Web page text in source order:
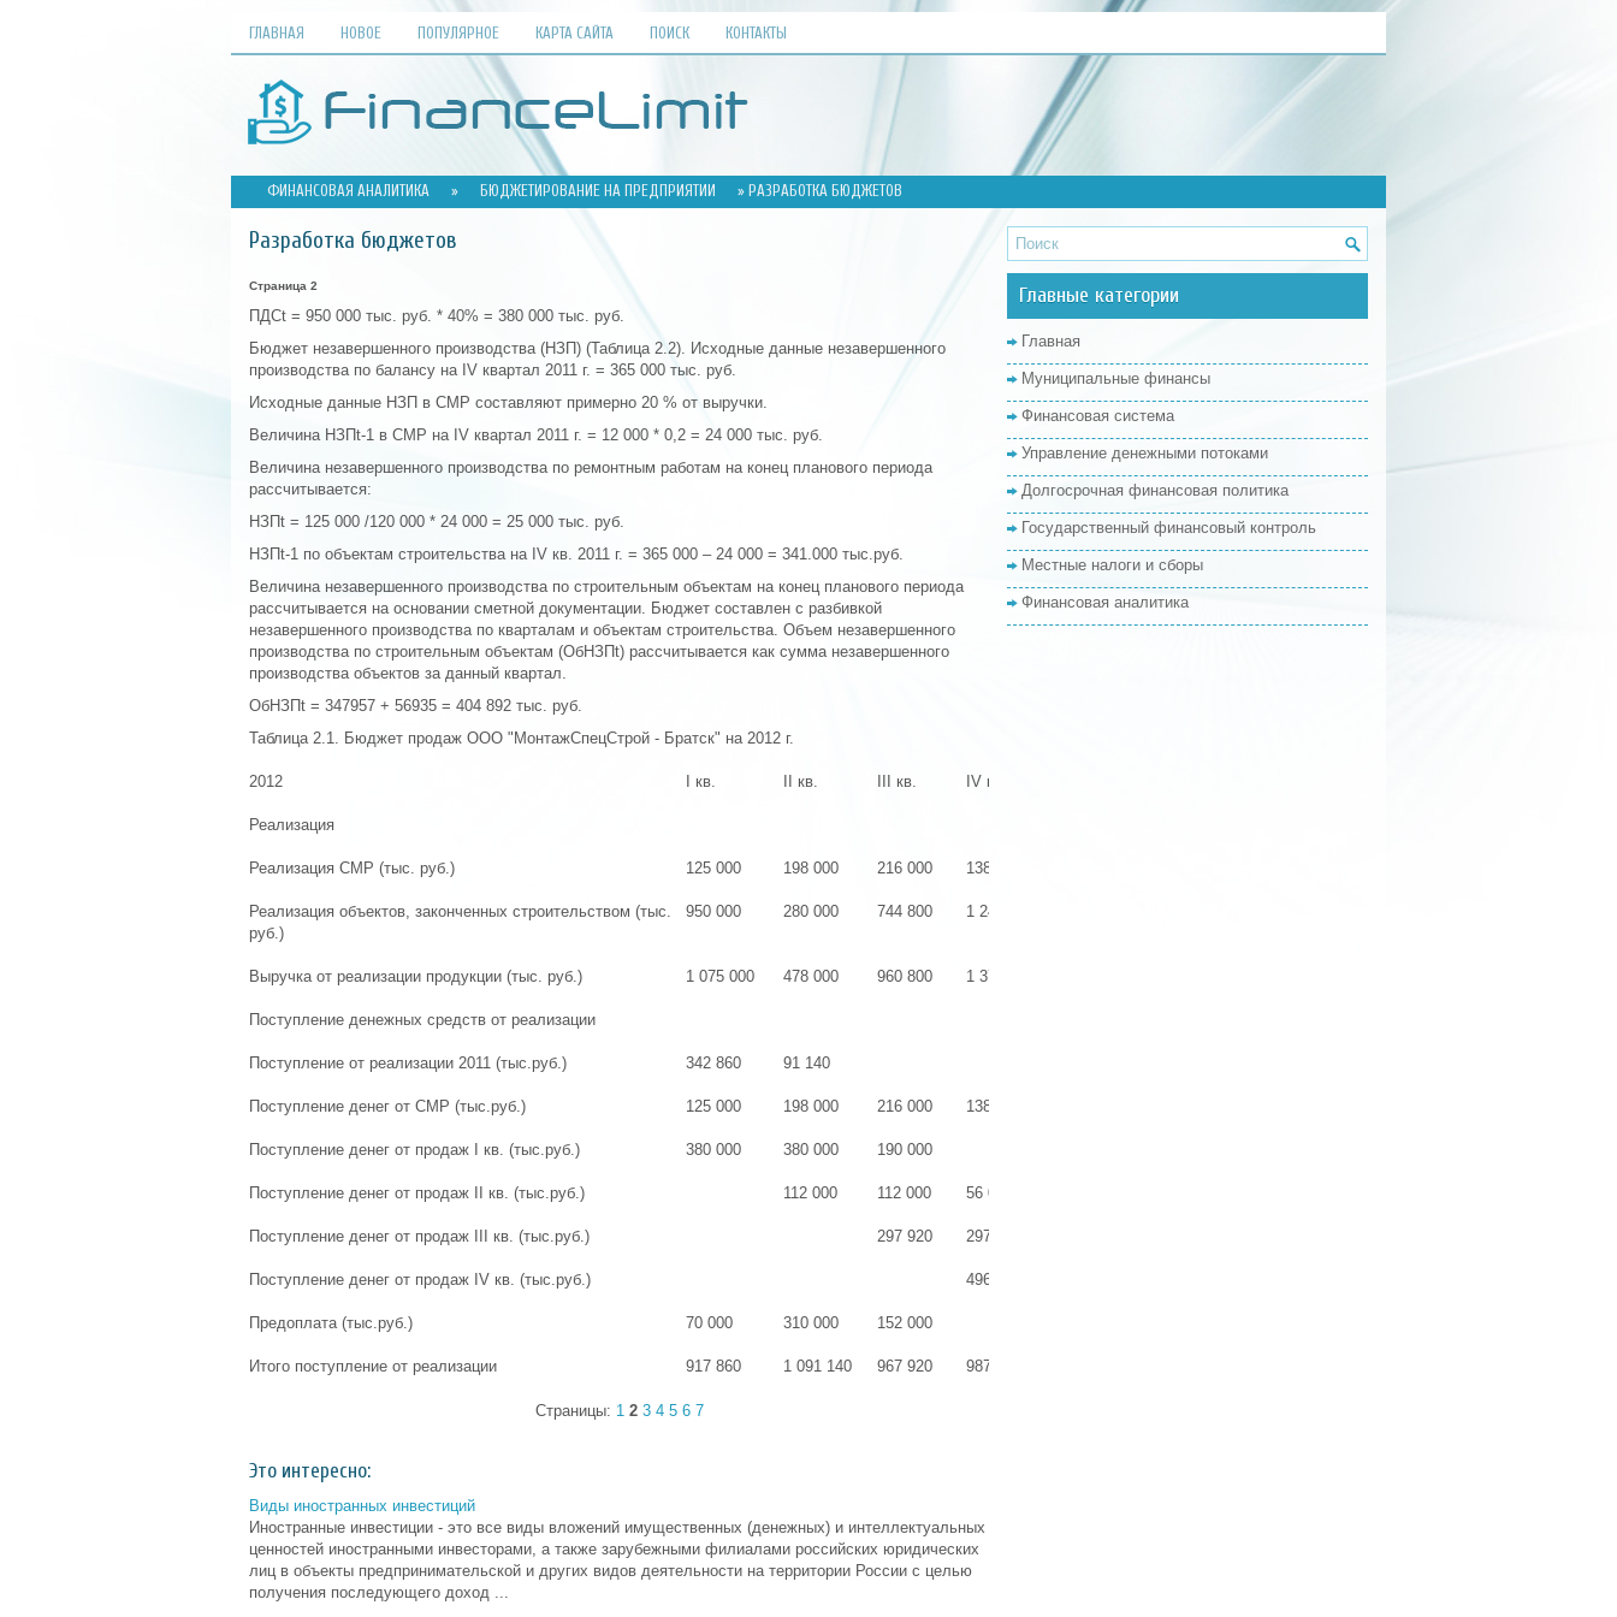
ГЛАВНАЯ НОВОЕ ПОПУЛЯРНОЕ КАРТА САЙТА ПОИСК КОНТАКТЫ
ФИНАНСОВАЯ АНАЛИТИКА » БЮДЖЕТИРОВАНИЕ НА ПРЕДПРИЯТИИ » РАЗРАБОТКА БЮДЖЕТОВ
Разработка бюджетов
Страница 2
ПДСt = 950 000 тыс. руб. * 40% = 380 000 тыс. руб.
Бюджет незавершенного производства (НЗП) (Таблица 2.2). Исходные данные незавершенного
производства по балансу на IV квартал 2011 г. = 365 000 тыс. руб.
Исходные данные НЗП в СМР составляют примерно 20 % от выручки.
Величина НЗПt-1 в СМР на IV квартал 2011 г. = 12 000 * 0,2 = 24 000 тыс. руб.
Величина незавершенного производства по ремонтным работам на конец планового периода
рассчитывается:
НЗПt = 125 000 /120 000 * 24 000 = 25 000 тыс. руб.
НЗПt-1 по объектам строительства на IV кв. 2011 г. = 365 000 – 24 000 = 341.000 тыс.руб.
Величина незавершенного производства по строительным объектам на конец планового периода
рассчитывается на основании сметной документации. Бюджет составлен с разбивкой
незавершенного производства по кварталам и объектам строительства. Объем незавершенного
производства по строительным объектам (ОбНЗПt) рассчитывается как сумма незавершенного
производства объектов за данный квартал.
ОбНЗПt = 347957 + 56935 = 404 892 тыс. руб.
Таблица 2.1. Бюджет продаж ООО "МонтажСпецСтрой - Братск" на 2012 г.
2012 I кв. II кв. III кв. IV кв.
Реализация
Реализация СМР (тыс. руб.) 125 000 198 000 216 000 138 000
Реализация объектов, законченных строительством (тыс.
руб.)
950 000 280 000 744 800 1 240 000
Выручка от реализации продукции (тыс. руб.) 1 075 000 478 000 960 800 1 378 000
Поступление денежных средств от реализации
Поступление от реализации 2011 (тыс.руб.) 342 860 91 140
Поступление денег от СМР (тыс.руб.) 125 000 198 000 216 000 138 000
Поступление денег от продаж I кв. (тыс.руб.) 380 000 380 000 190 000
Поступление денег от продаж II кв. (тыс.руб.) 112 000 112 000 56 000
Поступление денег от продаж III кв. (тыс.руб.) 297 920 297 920
Поступление денег от продаж IV кв. (тыс.руб.) 496 000
Предоплата (тыс.руб.) 70 000 310 000 152 000
Итого поступление от реализации 917 860 1 091 140 967 920 987 920
Страницы: 1 2 3 4 5 6 7
Это интересно:
Виды иностранных инвестиций
Иностранные инвестиции - это все виды вложений имущественных (денежных) и интеллектуальных
ценностей иностранными инвесторами, а также зарубежными филиалами российских юридических
лиц в объекты предпринимательской и других видов деятельности на территории России с целью
получения последующего доход ...
Главные категории
Главная
Муниципальные финансы
Финансовая система
Управление денежными потоками
Долгосрочная финансовая политика
Государственный финансовый контроль
Местные налоги и сборы
Финансовая аналитика